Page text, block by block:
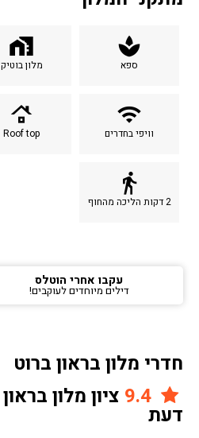
spa
ספא
home_work
מלון בוטיק
wifi
וויפי בחדרים
roofing
Roof top
directions_walk
2 דקות הליכה מהחוף
עקבו אחרי הוטלס
דילים מיוחדים לעוקבים!
חדרי מלון בראון ברוט
דעת